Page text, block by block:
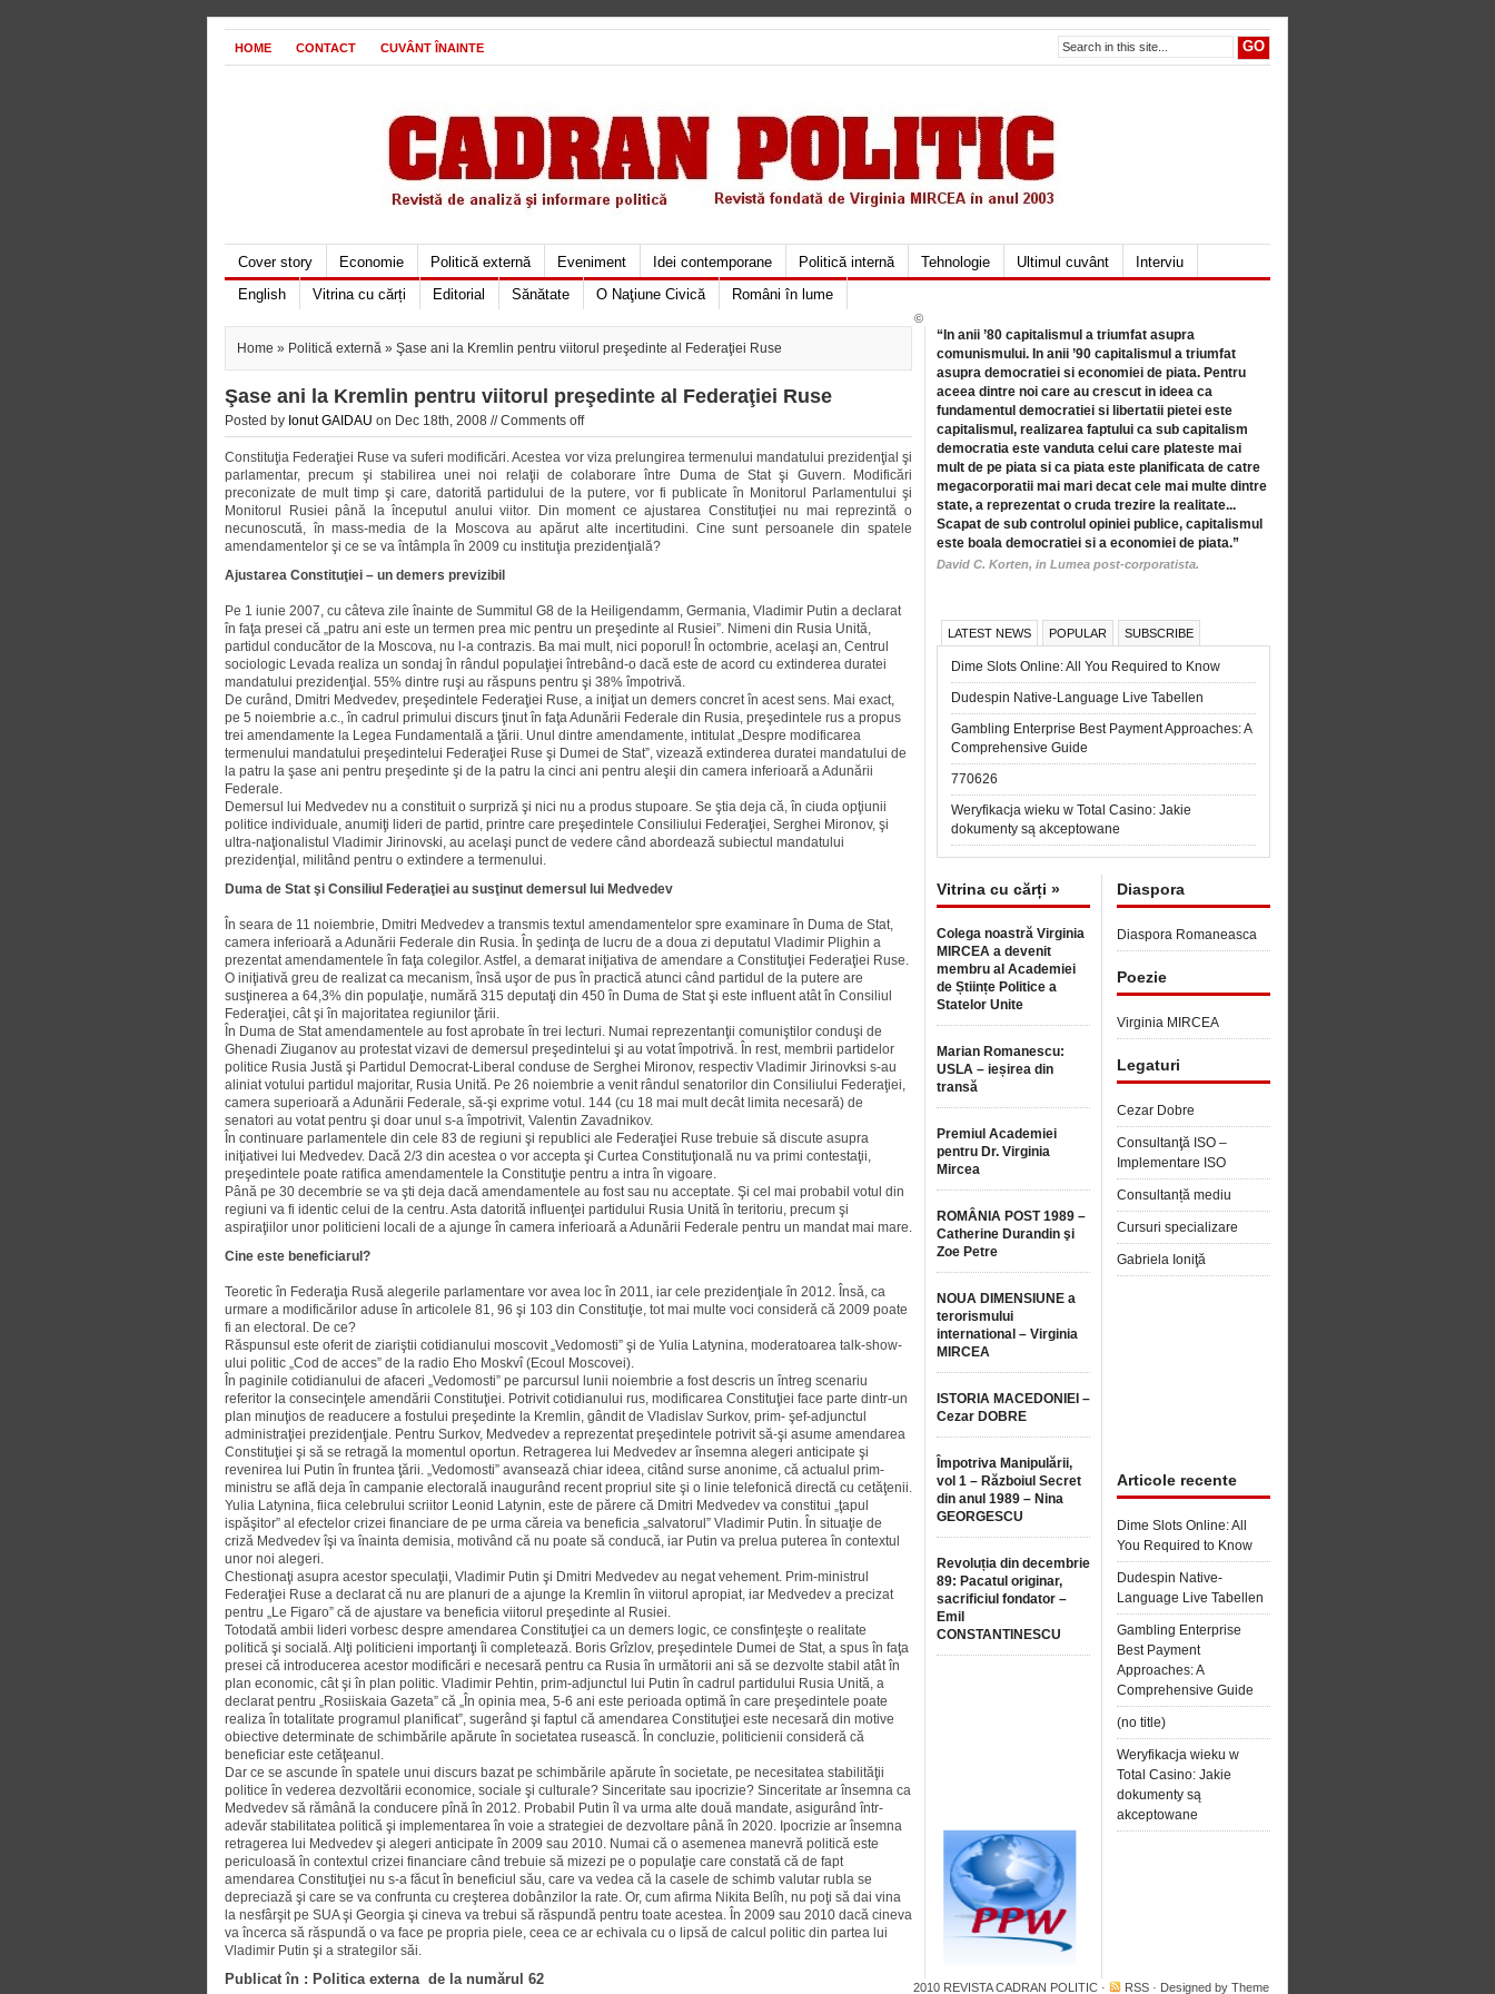
HOME CONTACT CUVÂNT ÎNAINTE
Cover story Economie Politică externă Eveniment Idei contemporane Politică internă Tehnologie Ultimul cuvânt
Interviu
English
Vitrina cu cărți Editorial Sănătate O Naţiune Civică Români în lume
Home » Politică externă » Şase ani la Kremlin pentru viitorul preşedinte al Federaţiei Ruse
Şase ani la Kremlin pentru viitorul preşedinte al Federaţiei Ruse
Posted by Ionut GAIDAU on Dec 18th, 2008 //Comments off
Constituţia Federaţiei Ruse va suferi modificări. Acestea vor viza prelungirea termenului mandatului prezidenţial şi
parlamentar, precum şi stabilirea unei noi relaţii de colaborare între Duma de Stat şi Guvern. Modificări
preconizate de mult timp şi care, datorită partidului de la putere, vor fi publicate în Monitorul Parlamentului şi
Monitorul Rusiei până la începutul anului viitor. Din moment ce ajustarea Constituţiei nu mai reprezintă o
necunoscută, în mass-media de la Moscova au apărut alte incertitudini. Cine sunt persoanele din spatele
amendamentelor şi ce se va întâmpla în 2009 cu instituţia prezidenţială?
Ajustarea Constituţiei – un demers previzibil
Pe 1 iunie 2007, cu câteva zile înainte de Summitul G8 de la Heiligendamm, Germania, Vladimir Putin a declarat
în faţa presei că „patru ani este un termen prea mic pentru un preşedinte al Rusiei”. Nimeni din Rusia Unită,
partidul conducător de la Moscova, nu l-a contrazis. Ba mai mult, nici poporul! În octombrie, acelaşi an, Centrul
sociologic Levada realiza un sondaj în rândul populaţiei întrebând-o dacă este de acord cu extinderea duratei
mandatului prezidenţial. 55% dintre ruşi au răspuns pentru şi 38% împotrivă.
De curând, Dmitri Medvedev, preşedintele Federaţiei Ruse, a iniţiat un demers concret în acest sens. Mai exact,
pe 5 noiembrie a.c., în cadrul primului discurs ţinut în faţa Adunării Federale din Rusia, preşedintele rus a propus
trei amendamente la Legea Fundamentală a ţării. Unul dintre amendamente, intitulat „Despre modificarea
termenului mandatului preşedintelui Federaţiei Ruse şi Dumei de Stat”, vizează extinderea duratei mandatului de
la patru la şase ani pentru preşedinte şi de la patru la cinci ani pentru aleşii din camera inferioară a Adunării
Federale.
Demersul lui Medvedev nu a constituit o surpriză şi nici nu a produs stupoare. Se ştia deja că, în ciuda opţiunii
politice individuale, anumiţi lideri de partid, printre care preşedintele Consiliului Federaţiei, Serghei Mironov, şi
ultra-naţionalistul Vladimir Jirinovski, au acelaşi punct de vedere când abordează subiectul mandatului
prezidenţial, militând pentru o extindere a termenului.
Duma de Stat şi Consiliul Federaţiei au susţinut demersul lui Medvedev
În seara de 11 noiembrie, Dmitri Medvedev a transmis textul amendamentelor spre examinare în Duma de Stat,
camera inferioară a Adunării Federale din Rusia. În şedinţa de lucru de a doua zi deputatul Vladimir Plighin a
prezentat amendamentele în faţa colegilor. Astfel, a demarat iniţiativa de amendare a Constituţiei Federaţiei Ruse.
O iniţiativă greu de realizat ca mecanism, însă uşor de pus în practică atunci când partidul de la putere are
susţinerea a 64,3% din populaţie, numără 315 deputaţi din 450 în Duma de Stat şi este influent atât în Consiliul
Federaţiei, cât şi în majoritatea regiunilor ţării.
În Duma de Stat amendamentele au fost aprobate în trei lecturi. Numai reprezentanţii comuniştilor conduşi de
Ghenadi Ziuganov au protestat vizavi de demersul preşedintelui şi au votat împotrivă. În rest, membrii partidelor
politice Rusia Justă şi Partidul Democrat-Liberal conduse de Serghei Mironov, respectiv Vladimir Jirinovksi s-au
aliniat votului partidul majoritar, Rusia Unită. Pe 26 noiembrie a venit rândul senatorilor din Consiliului Federaţiei,
camera superioară a Adunării Federale, să-şi exprime votul. 144 (cu 18 mai mult decât limita necesară) de
senatori au votat pentru şi doar unul s-a împotrivit, Valentin Zavadnikov.
În continuare parlamentele din cele 83 de regiuni şi republici ale Federaţiei Ruse trebuie să discute asupra
iniţiativei lui Medvedev. Dacă 2/3 din acestea o vor accepta şi Curtea Constituţională nu va primi contestaţii,
preşedintele poate ratifica amendamentele la Constituţie pentru a intra în vigoare.
Până pe 30 decembrie se va şti deja dacă amendamentele au fost sau nu acceptate. Şi cel mai probabil votul din
regiuni va fi identic celui de la centru. Asta datorită influenţei partidului Rusia Unită în teritoriu, precum şi
aspiraţiilor unor politicieni locali de a ajunge în camera inferioară a Adunării Federale pentru un mandat mai mare.
Cine este beneficiarul?
Teoretic în Federaţia Rusă alegerile parlamentare vor avea loc în 2011, iar cele prezidenţiale în 2012. Însă, ca
urmare a modificărilor aduse în articolele 81, 96 şi 103 din Constituţie, tot mai multe voci consideră că 2009 poate
fi an electoral. De ce?
Răspunsul este oferit de ziariştii cotidianului moscovit „Vedomosti” şi de Yulia Latynina, moderatoarea talk-show-
ului politic „Cod de acces” de la radio Eho Moskvî (Ecoul Moscovei).
În paginile cotidianului de afaceri „Vedomosti” pe parcursul lunii noiembrie a fost descris un întreg scenariu
referitor la consecinţele amendării Constituţiei. Potrivit cotidianului rus, modificarea Constituţiei face parte dintr-un
plan minuţios de readucere a fostului preşedinte la Kremlin, gândit de Vladislav Surkov, prim- şef-adjunctul
administraţiei prezidenţiale. Pentru Surkov, Medvedev a reprezentat preşedintele potrivit să-şi asume amendarea
Constituţiei şi să se retragă la momentul oportun. Retragerea lui Medvedev ar însemna alegeri anticipate şi
revenirea lui Putin în fruntea ţării. „Vedomosti” avansează chiar ideea, citând surse anonime, că actualul prim-
ministru se află deja în campanie electorală inaugurând recent propriul site şi o linie telefonică directă cu cetăţenii.
Yulia Latynina, fiica celebrului scriitor Leonid Latynin, este de părere că Dmitri Medvedev va constitui „ţapul
ispăşitor” al efectelor crizei financiare de pe urma căreia va beneficia „salvatorul” Vladimir Putin. În situaţie de
criză Medvedev îşi va înainta demisia, motivând că nu poate să conducă, iar Putin va prelua puterea în contextul
unor noi alegeri.
Chestionaţi asupra acestor speculaţii, Vladimir Putin şi Dmitri Medvedev au negat vehement. Prim-ministrul
Federaţiei Ruse a declarat că nu are planuri de a ajunge la Kremlin în viitorul apropiat, iar Medvedev a precizat
pentru „Le Figaro” că de ajustare va beneficia viitorul preşedinte al Rusiei.
Totodată ambii lideri vorbesc despre amendarea Constituţiei ca un demers logic, ce consfinţeşte o realitate
politică şi socială. Alţi politicieni importanţi îi completează. Boris Grîzlov, preşedintele Dumei de Stat, a spus în faţa
presei că introducerea acestor modificări e necesară pentru ca Rusia în următorii ani să se dezvolte stabil atât în
plan economic, cât şi în plan politic. Vladimir Pehtin, prim-adjunctul lui Putin în cadrul partidului Rusia Unită, a
declarat pentru „Rosiiskaia Gazeta” că „În opinia mea, 5-6 ani este perioada optimă în care preşedintele poate
realiza în totalitate programul planificat”, sugerând şi faptul că amendarea Constituţiei este necesară din motive
obiective determinate de schimbările apărute în societatea rusească. În concluzie, politicienii consideră că
beneficiar este cetăţeanul.
Dar ce se ascunde în spatele unui discurs bazat pe schimbările apărute în societate, pe necesitatea stabilităţii
politice în vederea dezvoltării economice, sociale şi culturale? Sinceritate sau ipocrizie? Sinceritate ar însemna ca
Medvedev să rămână la conducere pînă în 2012. Probabil Putin îl va urma alte două mandate, asigurând într-
adevăr stabilitatea politică şi implementarea în voie a strategiei de dezvoltare până în 2020. Ipocrizie ar însemna
retragerea lui Medvedev şi alegeri anticipate în 2009 sau 2010. Numai că o asemenea manevră politică este
periculoasă în contextul crizei financiare când trebuie să mizezi pe o populaţie care constată că de fapt
amendarea Constituţiei nu s-a făcut în beneficiul său, care va vedea că la casele de schimb valutar rubla se
depreciază şi care se va confrunta cu creşterea dobânzilor la rate. Or, cum afirma Nikita Belîh, nu poţi să dai vina
la nesfârşit pe SUA şi Georgia şi cineva va trebui să răspundă pentru toate acestea. În 2009 sau 2010 dacă cineva
va încerca să răspundă o va face pe propria piele, ceea ce ar echivala cu o lipsă de calcul politic din partea lui
Vladimir Putin şi a strategilor săi.
Publicat în : Politica externa de la numărul 62
“In anii ’80 capitalismul a triumfat asupra
comunismului. In anii ’90 capitalismul a triumfat
asupra democratiei si economiei de piata. Pentru
aceea dintre noi care au crescut in ideea ca
fundamentul democratiei si libertatii pietei este
capitalismul, realizarea faptului ca sub capitalism
democratia este vanduta celui care plateste mai
mult de pe piata si ca piata este planificata de catre
megacorporatii mai mari decat cele mai multe dintre
state, a reprezentat o cruda trezire la realitate...
Scapat de sub controlul opiniei publice, capitalismul
este boala democratiei si a economiei de piata.”
David C. Korten, in Lumea post-corporatista.
LATEST NEWS POPULAR SUBSCRIBE
Dime Slots Online: All You Required to Know
Dudespin Native-Language Live Tabellen
Gambling Enterprise Best Payment Approaches: A
Comprehensive Guide
770626
Weryfikacja wieku w Total Casino: Jakie
dokumenty są akceptowane
Vitrina cu cărți »
Colega noastră Virginia
MIRCEA a devenit
membru al Academiei
de Științe Politice a
Statelor Unite
Marian Romanescu:
USLA – ieșirea din
transă
Premiul Academiei
pentru Dr. Virginia
Mircea
ROMÂNIA POST 1989 –
Catherine Durandin şi
Zoe Petre
NOUA DIMENSIUNE a
terorismului
international – Virginia
MIRCEA
ISTORIA MACEDONIEI –
Cezar DOBRE
Împotriva Manipulării,
vol 1 – Războiul Secret
din anul 1989 – Nina
GEORGESCU
Revoluția din decembrie
89: Pacatul originar,
sacrificiul fondator –
Emil
CONSTANTINESCU
Diaspora
Diaspora Romaneasca
Poezie
Virginia MIRCEA
Legaturi
Cezar Dobre
Consultanţă ISO –
Implementare ISO
Consultanță mediu
Cursuri specializare
Gabriela Ioniţă
Articole recente
Dime Slots Online: All
You Required to Know
Dudespin Native-
Language Live Tabellen
Gambling Enterprise
Best Payment
Approaches: A
Comprehensive Guide
(no title)
Weryfikacja wieku w
Total Casino: Jakie
dokumenty są
akceptowane
©
2010 REVISTA CADRAN POLITIC · RSS · Designed by Theme